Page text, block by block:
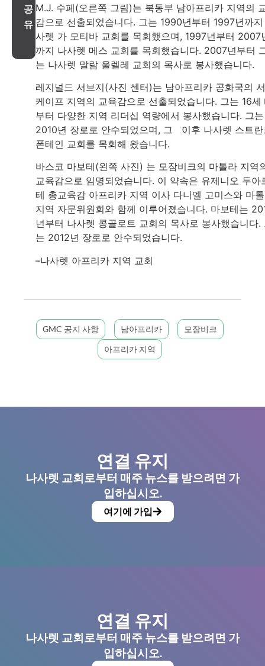
공
유
M.J. 수페(오른쪽 그림)는 북동부 남아프리카 지역의
감으로 선출되었습니다. 그는 1990년부터 1997년까
사렛 가 모티바 교회를 목회했으며, 1997년부터 2007
까지 나사렛 메스 교회를 목회했습니다. 2007년부터
는 나사렛 말람 울렐레 교회의 목사로 봉사했습니다.
레지널드 서브지(사진 센터)는 남아프리카 공화국의
케이프 지역의 교육감으로 선출되었습니다. 그는 16세
부터 다양한 지역 리더십 역량에서 봉사했습니다. 그는
2010년 장로로 안수되었으며, 그 이후 나사렛 스트란
폰테인 교회를 목회해 왔습니다.
바스코 마보테(왼쪽 사진) 는 모잠비크의 마톨라 지역
교육감으로 임명되었습니다. 이 약속은 유제니오 두아
테 총교육감 아프리카 지역 이사 다니엘 고미스와 마
지역 자문위원회와 함께 이루어졌습니다. 마보테는
년부터 나사렛 콩골로트 교회의 목사로 봉사했습니다.
는 2012년 장로로 안수되었습니다.
–나사렛 아프리카 지역 교회
GMC 공지 사항 남아프리카
모잠비크
아프리카 지역
연결 유지
나사렛 교회로부터 매주 뉴스를 받으려면 가
입하십시오.
여기에 가입
연결 유지
나사렛 교회로부터 매주 뉴스를 받으려면 가
입하십시오.